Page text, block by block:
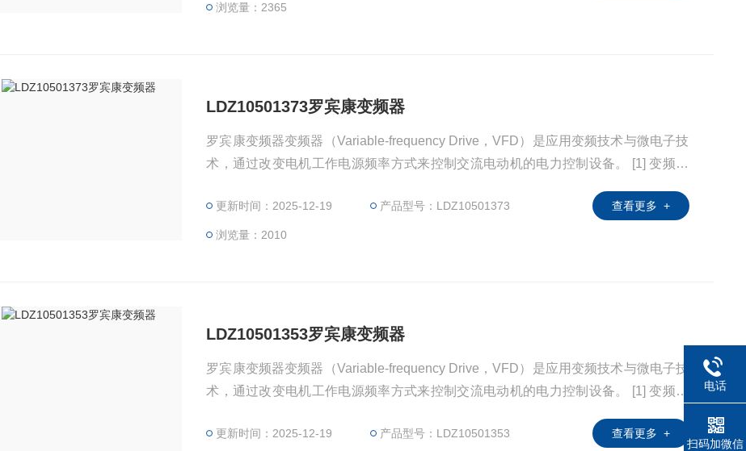
电机的实际需要来提供其所需要的电源电压，进而达到节能、调速。
浏览量：2365
LDZ10501373罗宾康变频器
罗宾康变频器变频器（Variable-frequency Drive，VFD）是应用变频技术与微电子技
术，通过改变电机工作电源频率方式来控制交流电动机的电力控制设备。 [1] 变频器
测单元微处理单元等组成。变频器靠内部IGBT的开断来调整输出电源的电压和频率，
根据电机的实际需要来提供其所需要的电源电压，进而达到节能、调速
更新时间：2025-12-19 产品型号：LDZ10501373
浏览量：2010
查看更多 +
LDZ10501353罗宾康变频器
罗宾康变频器变频器（Variable-frequency Drive，VFD）是应用变频技术与微电子技
术，通过改变电机工作电源频率方式来控制交流电动机的电力控制设备。 [1] 变频器
测单元微处理单元等组成。变频器靠内部IGBT的开断来调整输出电源的电压和频率，
更新时间：2025-12-19 产品型号：LDZ10501353 查看更多 +
电话
扫码加微信